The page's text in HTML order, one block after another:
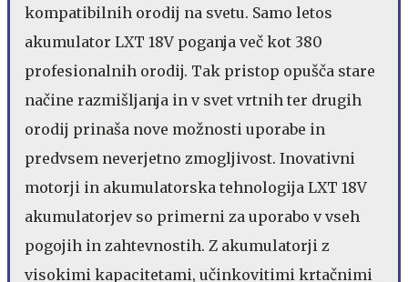
kompatibilnih orodij na svetu. Samo letos
akumulator LXT 18V poganja več kot 380
profesionalnih orodij. Tak pristop opušča stare
načine razmišljanja in v svet vrtnih ter drugih
orodij prinaša nove možnosti uporabe in
predvsem neverjetno zmogljivost. Inovativni
motorji in akumulatorska tehnologija LXT 18V
akumulatorjev so primerni za uporabo v vseh
pogojih in zahtevnostih. Z akumulatorji z
visokimi kapacitetami, učinkovitimi krtačnimi